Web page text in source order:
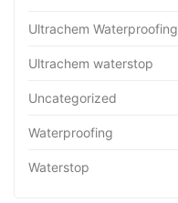
Ultrachem Waterproofing
Ultrachem waterstop
Uncategorized
Waterproofing
Waterstop